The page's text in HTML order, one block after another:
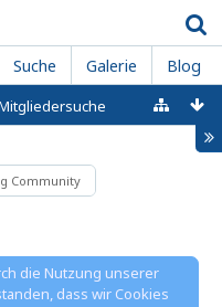
Suche Galerie Blog
Community
die Nutzung unserer
dass wir Cookies